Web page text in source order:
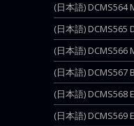
(日本語) DCMS564
(日本語) DCMS565
(日本語) DCMS566
(日本語)
(日本語) DCMS568
(日本語) DCMS569